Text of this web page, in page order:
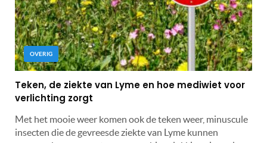
OVERIG
Teken, de ziekte van Lyme en hoe mediwiet voor
verlichting zorgt
Met het mooie weer komen ook de teken weer, minuscule
insecten die de gevreesde ziekte van Lyme kunnen